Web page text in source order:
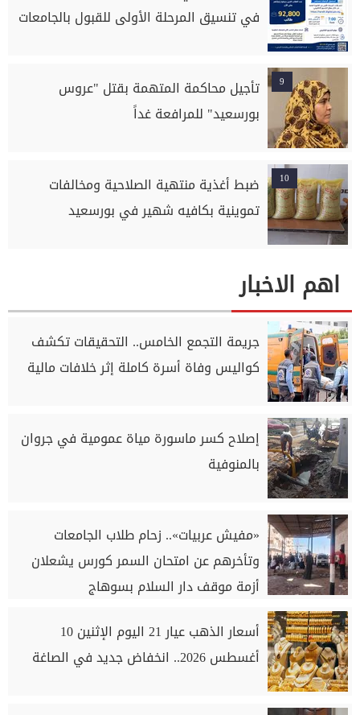
في تنسيق المرحلة الأولى للقبول بالجامعات
9
تأجيل محاكمة المتهمة بقتل "عروس
بورسعيد" للمرافعة غداً
10
ضبط أغذية منتهية الصلاحية ومخالفات
تموينية بكافيه شهير في بورسعيد
اهم الاخبار
جريمة التجمع الخامس.. التحقيقات تكشف
كواليس وفاة أسرة كاملة إثر خلافات مالية
إصلاح كسر ماسورة مياة عمومية في جروان
بالمنوفية
«مفيش عربيات».. زحام طلاب الجامعات
وتأخرهم عن امتحان السمر كورس يشعلان
أزمة موقف دار السلام بسوهاج
أسعار الذهب عيار 21 اليوم الإثنين 10
أغسطس 2026.. انخفاض جديد في الصاغة